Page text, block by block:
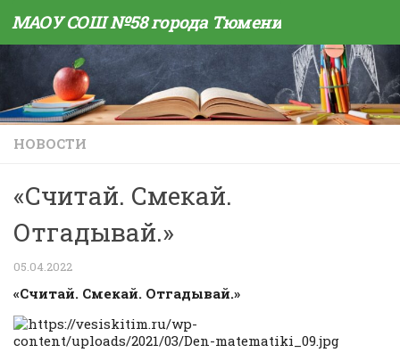
Skip to content
МАОУ СОШ №58 города Тюмени
НОВОСТИ
«Считай. Смекай.
Отгадывай.»
05.04.2022
«Считай. Смекай. Отгадывай.»